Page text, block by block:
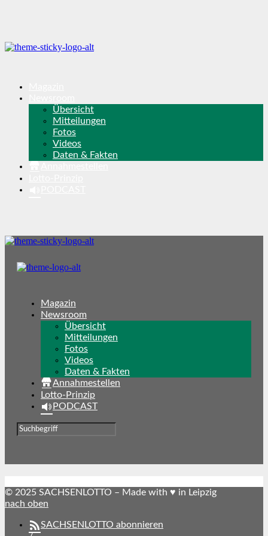
Übersicht
Mitteilungen
Fotos
Videos
Daten & Fakten
Magazin
Newsroom
Übersicht
Mitteilungen
Fotos
Videos
Daten & Fakten
Annahmestellen
Lotto-Prinzip
PODCAST
© 2025 SACHSENLOTTO – Made with ♥ in Leipzig
nach oben
SACHSENLOTTO abonnieren